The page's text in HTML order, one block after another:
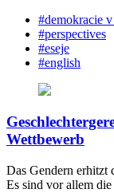
#demokracie
#perspectives
#eseje
#english
Wettbewerb
Das Gendern erhitzt
Es sind vor allem